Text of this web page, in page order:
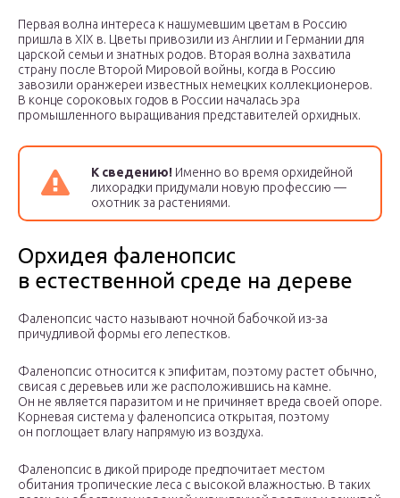
Первая волна интереса к нашумевшим цветам в Россию
пришла в XIX в. Цветы привозили из Англии и Германии для
царской семьи и знатных родов. Вторая волна захватила
страну после Второй Мировой войны, когда в Россию
завозили оранжереи известных немецких коллекционеров.
В конце сороковых годов в России началась эра
промышленного выращивания представителей орхидных.
К сведению! Именно во время орхидейной
лихорадки придумали новую профессию —
охотник за растениями.
Орхидея фаленопсис
в естественной среде на дереве
Фаленопсис часто называют ночной бабочкой из-за
причудливой формы его лепестков.
Фаленопсис относится к эпифитам, поэтому растет обычно,
свисая с деревьев или же расположившись на камне.
Он не является паразитом и не причиняет вреда своей опоре.
Корневая система у фаленопсиса открытая, поэтому
он поглощает влагу напрямую из воздуха.
Фаленопсис в дикой природе предпочитает местом
обитания тропические леса с высокой влажностью. В таких